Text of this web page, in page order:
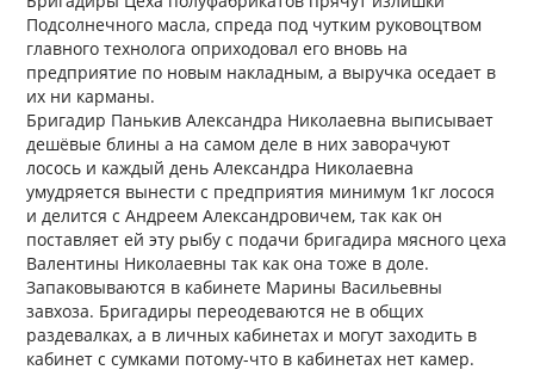
Подсолнечного масла, спреда под чутким руковоцтвом
главного технолога оприходовал его вновь на
предприятие по новым накладным, а выручка оседает в
их ни карманы.
Бригадир Панькив Александра Николаевна выписывает
дешёвые блины а на самом деле в них заворачуют
лосось и каждый день Александра Николаевна
умудряется вынести с предприятия минимум 1кг лосося
и делится с Андреем Александровичем, так как он
поставляет ей эту рыбу с подачи бригадира мясного цеха
Валентины Николаевны так как она тоже в доле.
Запаковываются в кабинете Марины Васильевны
завхоза. Бригадиры переодеваются не в общих
раздевалках, а в личных кабинетах и могут заходить в
кабинет с сумками потому-что в кабинетах нет камер.